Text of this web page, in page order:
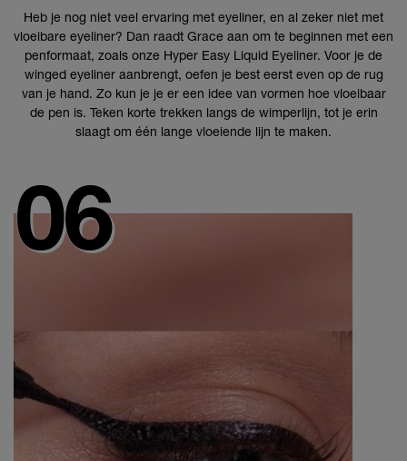
Heb je nog niet veel ervaring met eyeliner, en al zeker niet met
vloeibare eyeliner? Dan raadt Grace aan om te beginnen met een
penformaat, zoals onze Hyper Easy Liquid Eyeliner. Voor je de
winged eyeliner aanbrengt, oefen je best eerst even op de rug
van je hand. Zo kun je je er een idee van vormen hoe vloeibaar
de pen is. Teken korte trekken langs de wimperlijn, tot je erin
slaagt om één lange vloeiende lijn te maken.